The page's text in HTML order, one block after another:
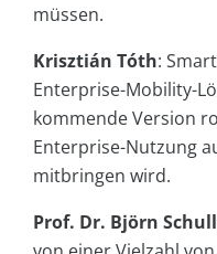
müssen.
Krisztián Tóth:
Enterprise-Mobility-
kommende Version
Enterprise-Nutzung
mitbringen wird.
Prof. Dr. Björn